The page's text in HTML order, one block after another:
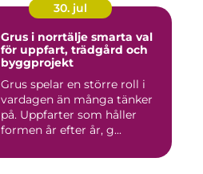
30. jul
Grus i norrtälje smarta val
för uppfart, trädgård och
byggprojekt
Grus spelar en större roll i
vardagen än många tänker
på. Uppfarter som håller
formen år efter år, g...